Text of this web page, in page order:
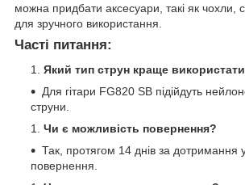
можна придбати аксесуари, такі як чохли,
для зручного використання.
Часті питання:
Який тип струн краще
Для гітари FG820 SB підійдуть
струни.
Чи є можливість повернення?
Так, протягом 14 днів за дотримання
повернення.